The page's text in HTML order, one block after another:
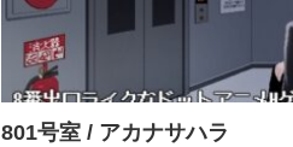
801号室 / アカナサハラ